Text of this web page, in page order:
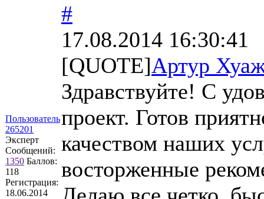
Пользователь
265201
Эксперт
Сообщений:
1350 Баллов:
118
Регистрация:
18.06.2014
#
17.08.2014 16:30:41
[QUOTE]Артур
Здравствуйте! С
проект. Готов
качеством наших
восторженные